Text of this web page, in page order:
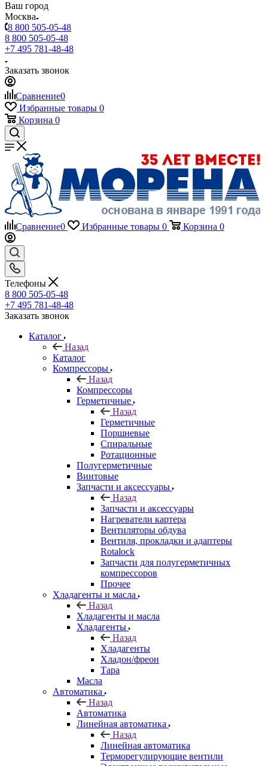
Ваш город
Москва
8 800 505-05-48
8 800 505-05-48
+7 495 781-48-48
Заказать звонок
Сравнение0
Избранные товары 0
Корзина 0
Сравнение0 Избранные товары 0 Корзина 0
Телефоны
8 800 505-05-48
+7 495 781-48-48
Заказать звонок
Каталог
Назад
Каталог
Компрессоры
Назад
Компрессоры
Герметичные
Назад
Герметичные
Поршневые
Спиральные
Ротационные
Полугерметичные
Винтовые
Запчасти и аксессуары
Назад
Запчасти и аксессуары
Нагреватели картера
Вентиляторы обдува
Вентиля, прокладки и адаптеры
Rotalock
Запчасти для полугерметичных
компрессоров
Прочее
Хладагенты и масла
Назад
Хладагенты и масла
Хладагенты
Назад
Хладагенты
Хладон/фреон
Тара
Масла
Автоматика
Назад
Автоматика
Линейная автоматика
Назад
Линейная автоматика
Терморегулирующие вентили